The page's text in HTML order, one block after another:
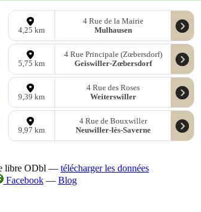
4,25 km
4 Rue de la Mairie
Mulhausen
5,75 km
4 Rue Principale (Zœbersdorf)
Geiswiller-Zœbersdorf
9,39 km
4 Rue des Roses
Weiterswiller
9,97 km
4 Rue de Bouxwiller
Neuwiller-lès-Saverne
libre ODbl — télécharger les données
Facebook— Blog